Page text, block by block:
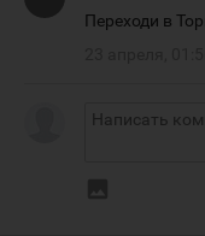
Переходи в